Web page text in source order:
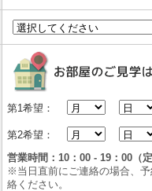
第1希望：
第2希望：
営業時間：10：00 - 19：00（
※当日直前にご連絡の場合、
絡ください。